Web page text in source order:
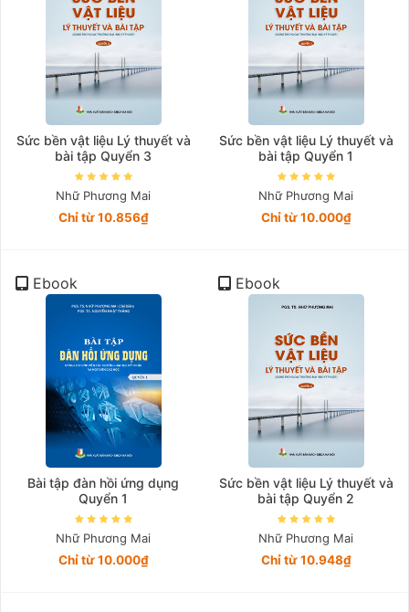
Sức bền vật liệu Lý thuyết và
bài tập Quyển 3
Nhữ Phương Mai
Chỉ từ 10.856₫
Sức bền vật liệu Lý thuyết và
bài tập Quyển 1
Nhữ Phương Mai
Chỉ từ 10.000₫
Ebook
Bài tập đàn hồi ứng dụng
Quyển 1
Nhữ Phương Mai
Chỉ từ 10.000₫
Ebook
Sức bền vật liệu Lý thuyết và
bài tập Quyển 2
Nhữ Phương Mai
Chỉ từ 10.948₫